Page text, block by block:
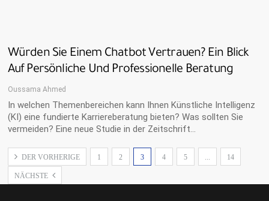
Würden Sie Einem Chatbot Vertrauen? Ein Blick
Auf Persönliche Und Professionelle Beratung
Oussama Ahmed
In welchen Themenbereichen kann Ihnen Künstliche Intelligenz
(KI) eine fundierte Karriereberatung bieten? Was sollten Sie
vermeiden? Eine neue Studie in der Zeitschrift…
DER VORHERIGE 1 2 3 4 5 ... 14
NÄCHSTE